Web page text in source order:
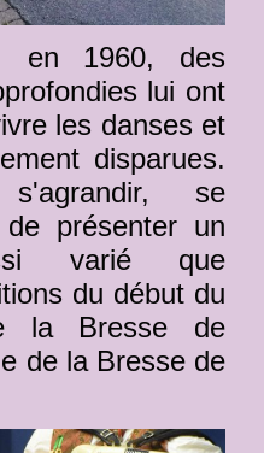
en 1960, des
lui ont
les danses et
disparues.
se
présenter un
varié que
du début du
la Bresse de
de la Bresse de